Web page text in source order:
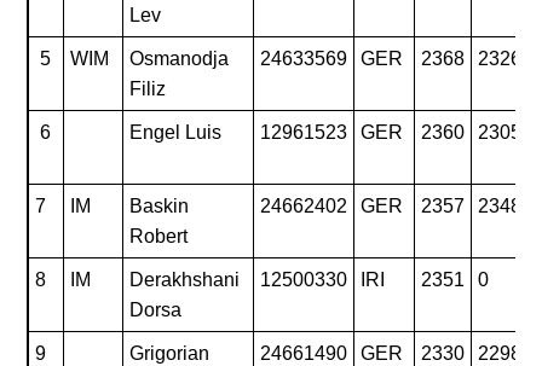
Lev
5 WIM
Osmanodja
Filiz
24633569 GER 2368 2326
6 Engel Luis 12961523 GER 2360 2305
7 IM
Baskin
Robert
24662402 GER 2357 2348
8 IM
Derakhshani
Dorsa
12500330 IRI 2351 0
9
Grigorian
24661490 GER 2330 2298